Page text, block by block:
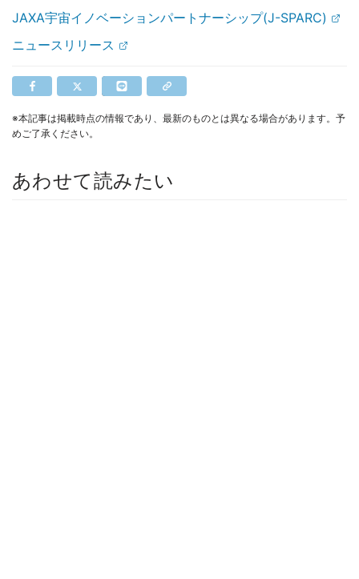
JAXA宇宙イノベーションパートナーシップ(J-SPARC)
ニュースリリース
※本記事は掲載時点の情報であり、最新のものとは異なる場合があります。予
めご了承ください。
あわせて読みたい